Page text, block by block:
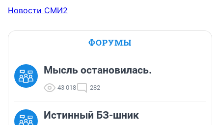
Новости СМИ2
ФОРУМЫ
Мысль остановилась.
43 018 282
Истинный БЗ-шник